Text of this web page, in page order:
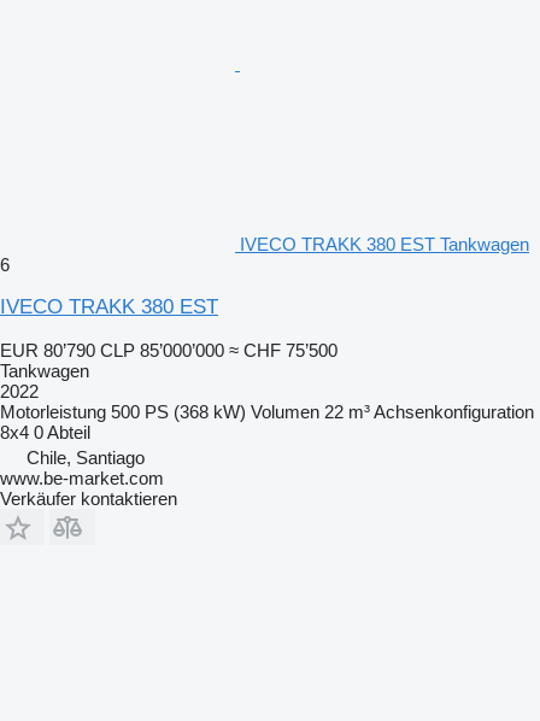
IVECO TRAKK 380 EST Tankwagen
6
IVECO TRAKK 380 EST
EUR 80’790 CLP 85’000’000 ≈ CHF 75’500
Tankwagen
2022
Motorleistung 500 PS (368 kW) Volumen 22 m³Achsenkonfiguration
8x4 0 Abteil
Chile, Santiago
www.be-market.com
Verkäufer kontaktieren